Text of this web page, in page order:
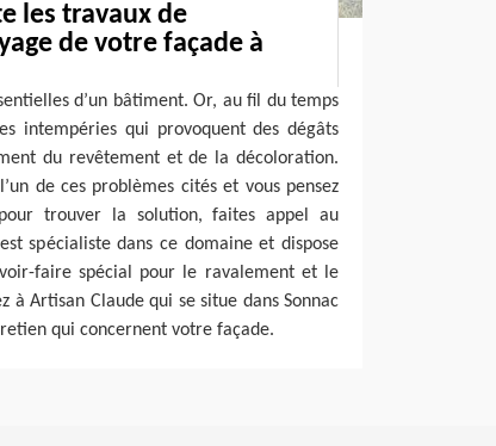
les travaux de
de votre façade à
d’un bâtiment. Or, au fil du temps
intempéries qui provoquent des dégâts
du revêtement et de la décoloration.
de ces problèmes cités et vous pensez
trouver la solution, faites appel au
spécialiste dans ce domaine et dispose
faire spécial pour le ravalement et le
à Artisan Claude qui se situe dans Sonnac
qui concernent votre façade.